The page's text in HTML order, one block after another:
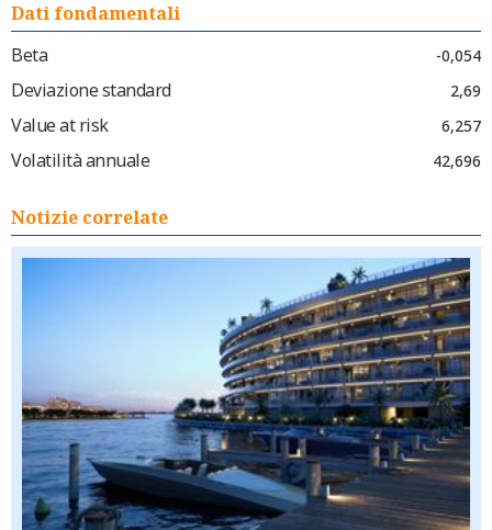
Dati fondamentali
Beta
-0,054
Deviazione standard 2,69
Value at risk 6,257
Volatilità annuale 42,696
Notizie correlate